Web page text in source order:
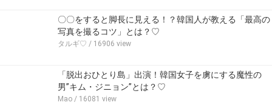
〇〇をすると脚長に見える！？韓国人が教える「最高の
写真を撮るコツ」とは？♡
タルギ♡ / 16906 view
「脱出おひとり島」出演！韓国女子を虜にする魔性の
男”キム・ジニョン”とは？♡
Mao / 16081 view